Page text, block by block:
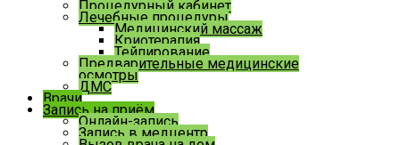
Процедурный кабинет
Лечебные процедуры
Медицинский массаж
Криотерапия
Тейпирование
Предварительные медицинские
осмотры
ДМС
Врачи
Запись на приём
Онлайн-запись
Запись в медцентр